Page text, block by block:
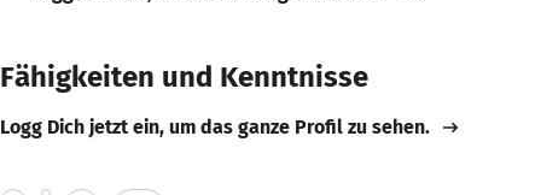
Fähigkeiten und Kenntnisse
Logg Dich jetzt ein, um das ganze Profil zu sehen.